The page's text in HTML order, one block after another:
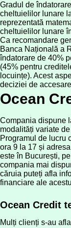
Gradul de
cheltuielilor lunare
reprezentată
cheltuielilor lunare
Ca recomandare
Banca Națională a
îndatorare de 40%
(45% pentru
locuințe). Acest
deciziei de
Ocean
Compania dispune
modalități variate
Programul de lucru
ora 9 la 17 și
este în București,
compania mai
căruia puteți afla
financiare ale
Ocean Credit
Mulți clienți s-au